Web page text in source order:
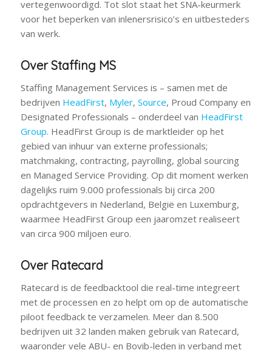
vertegenwoordigd. Tot slot staat het SNA-keurmerk
voor het beperken van inlenersrisico’s en uitbesteders
van werk.
Over Staffing MS
Staffing Management Services is – samen met de
bedrijven HeadFirst, Myler, Source, Proud Company en
Designated Professionals – onderdeel van HeadFirst
Group. HeadFirst Group is de marktleider op het
gebied van inhuur van externe professionals;
matchmaking, contracting, payrolling, global sourcing
en Managed Service Providing. Op dit moment werken
dagelijks ruim 9.000 professionals bij circa 200
opdrachtgevers in Nederland, België en Luxemburg,
waarmee HeadFirst Group een jaaromzet realiseert
van circa 900 miljoen euro.
Over Ratecard
Ratecard is de feedbacktool die real-time integreert
met de processen en zo helpt om op de automatische
piloot feedback te verzamelen. Meer dan 8.500
bedrijven uit 32 landen maken gebruik van Ratecard,
waaronder vele ABU- en Bovib-leden in verband met